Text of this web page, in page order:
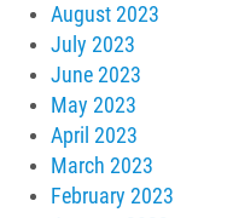
August 2023
July 2023
June 2023
May 2023
April 2023
March 2023
February 2023